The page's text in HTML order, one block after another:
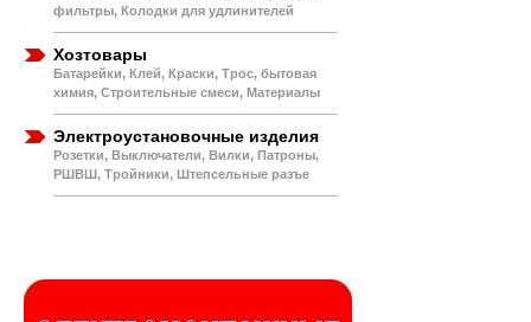
фильтры, Колодки для удлинителей
Хозтовары
Батарейки, Клей, Краски, Трос, бытовая
химия, Строительные смеси, Материалы
Электроустановочные изделия
Розетки, Выключатели, Вилки, Патроны,
РШВШ, Тройники, Штепсельные разъе